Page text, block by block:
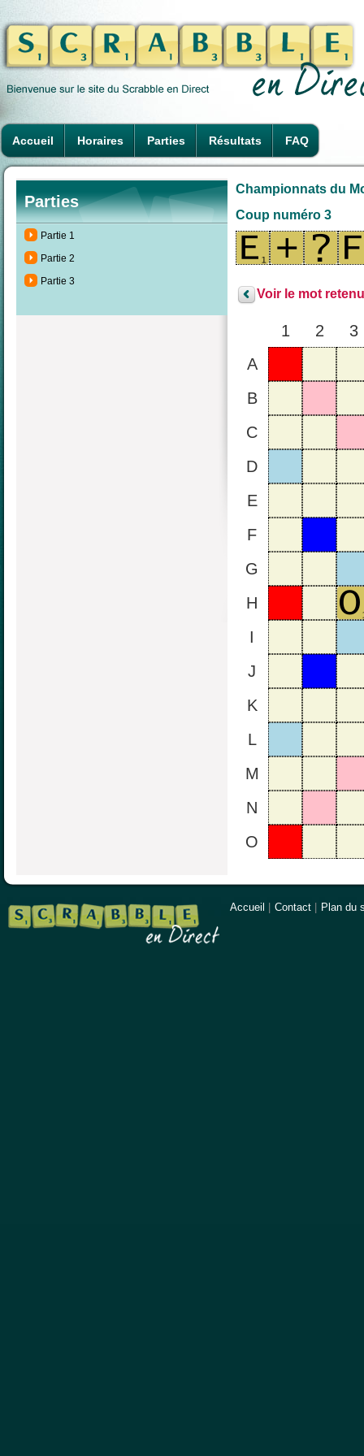
Accueil Horaires Parties Résultats FAQ
Parties
Partie 1
Partie 2
Partie 3
Championnats du
Coup numéro 3
Voir le mot
1 2
3
A
B
C
D
E
F
G
H
I
J
K
L
M
N
O
Accueil Contact Plan du